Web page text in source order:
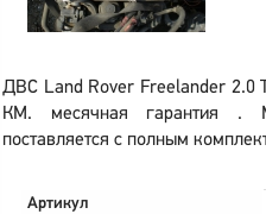
ДВС Land Rover Freelander 2.0
КМ. месячная гарантия .
поставляется с полным
Артикул